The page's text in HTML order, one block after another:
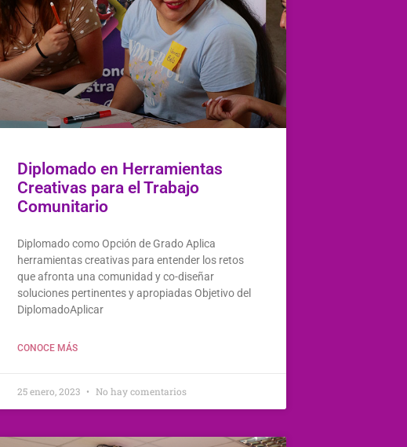
Diplomado en Herramientas
Creativas para el Trabajo
Comunitario
Diplomado como Opción de Grado Aplica
herramientas creativas para entender los retos
que afronta una comunidad y co-diseñar
soluciones pertinentes y apropiadas Objetivo del
DiplomadoAplicar
CONOCE MÁS
25 enero, 2023 No hay comentarios